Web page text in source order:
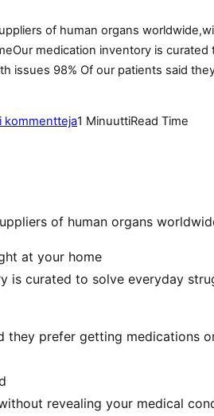
of human organs
medication inventory is
issues 98% Of our patients said
kommenttejaa
k
l
i
B
H
1 MinuuttiRead Time
of human organs
at your home
is curated to solve everyday
they prefer getting medications
revealing your medical